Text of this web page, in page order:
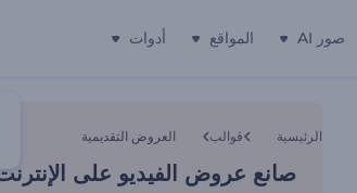
صور AI المواقع أدوات
صانع عروض الفيديو على
الرئيسية قوالب العروض التقديمية
صانع عروض الفيديو على